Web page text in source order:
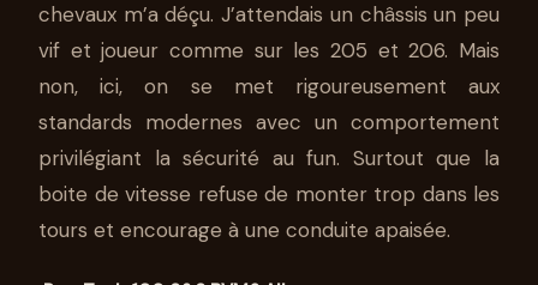
chevaux m’a déçu. J’attendais un châssis un peu
vif et joueur comme sur les 205 et 206. Mais
non, ici, on se met rigoureusement aux
standards modernes avec un comportement
privilégiant la sécurité au fun. Surtout que la
boite de vitesse refuse de monter trop dans les
tours et encourage à une conduite apaisée.